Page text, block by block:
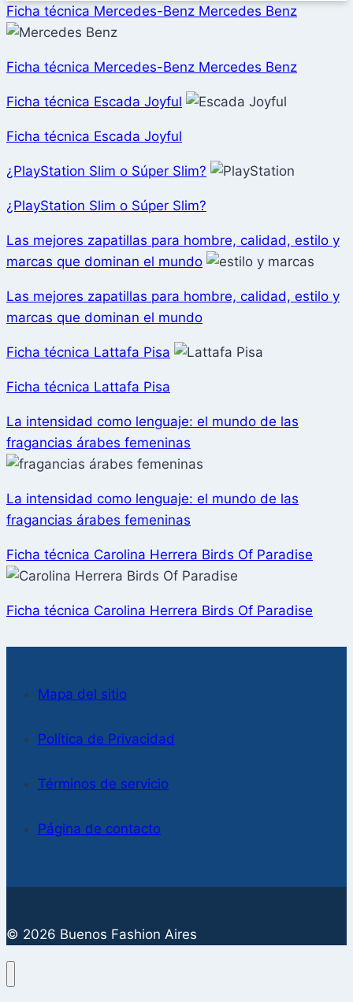
Ficha técnica Mercedes-Benz Mercedes Benz
Ficha técnica Mercedes-Benz Mercedes Benz
Ficha técnica Escada Joyful
Ficha técnica Escada Joyful
¿PlayStation Slim o Súper Slim?
¿PlayStation Slim o Súper Slim?
Las mejores zapatillas para hombre, calidad, estilo y
marcas que dominan el mundo
Las mejores zapatillas para hombre, calidad, estilo y
marcas que dominan el mundo
Ficha técnica Lattafa Pisa
Ficha técnica Lattafa Pisa
La intensidad como lenguaje: el mundo de las
fragancias árabes femeninas
La intensidad como lenguaje: el mundo de las
fragancias árabes femeninas
Ficha técnica Carolina Herrera Birds Of Paradise
Ficha técnica Carolina Herrera Birds Of Paradise
Mapa del sitio
Política de Privacidad
Términos de servicio
Página de contacto
© 2026 Buenos Fashion Aires